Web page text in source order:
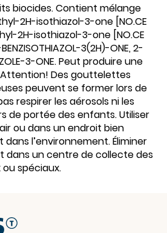
biocides. Contient mélange
2H-isothiazol-3-one [NO.CE
2H-isothiazol-3-one [NO.CE
3(2H)-ONE, 2-
3-ONE. Peut produire une
Des gouttelettes
peuvent se former lors de
respirer les aérosols ni les
de portée des enfants. Utiliser
ou dans un endroit bien
dans l’environnement. Éliminer
dans un centre de collecte des
spéciaux.